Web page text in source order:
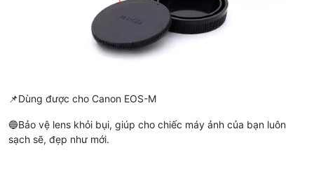
📌Dùng được cho Canon EOS-M
🔵Bảo vệ lens khỏi bụi, giúp cho chiếc máy ảnh của bạn luôn
sạch sẽ, đẹp như mới.